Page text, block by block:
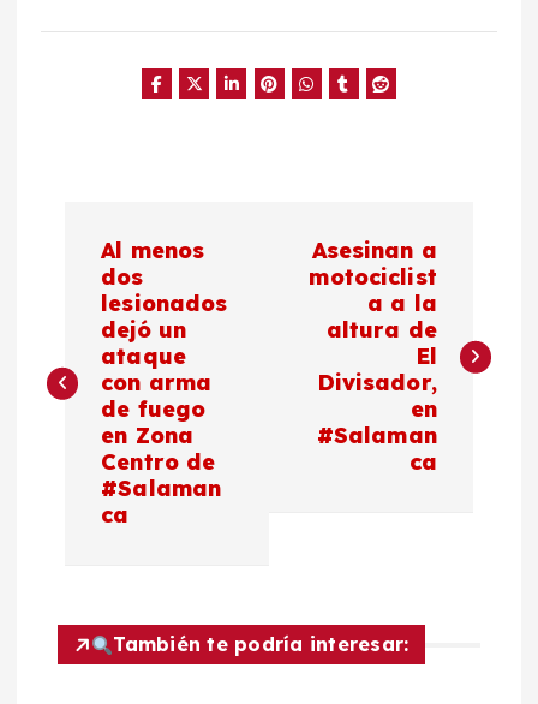
e
Al menos
dos
lesionados
dejó un
ataque
con arma
de fuego
en Zona
Centro de
#Salaman
ca
Asesinan a
motociclist
a a la
altura de
El
Divisador,
en
#Salaman
ca
También te podría interesar: